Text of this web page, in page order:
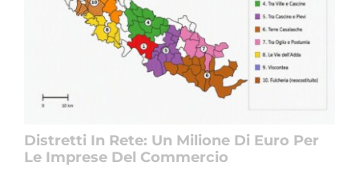
Distretti In Rete: Un Milione Di Euro Per
Le Imprese Del Commercio